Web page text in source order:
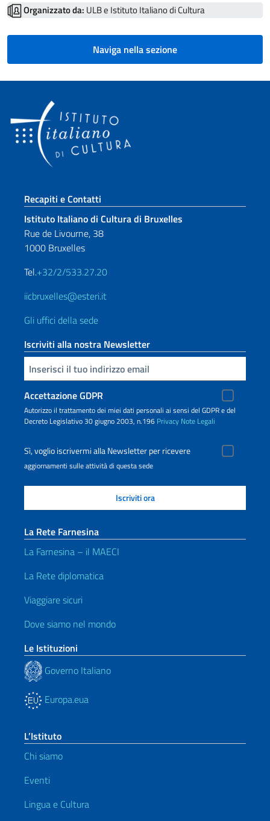
Organizzato da: ULB e Istituto Italiano di Cultura
Naviga nella sezione
Sezione footer
Recapiti e Contatti
Istituto Italiano di Cultura di Bruxelles
Rue de Livourne, 38
1000 Bruxelles
Tel.+32/2/533.27.20
iicbruxelles@esteri.it
Gli uffici della sede
Iscriviti alla nostra Newsletter
Inserisci la tua email
Accettazione GDPR
Autorizzo il trattamento dei miei dati personali ai sensi del GDPR e del
Decreto Legislativo 30 giugno 2003, n.196 Privacy Note Legali
Sì, voglio iscrivermi alla Newsletter per ricevere
aggiornamenti sulle attività di questa sede
La Rete Farnesina
La Farnesina – il MAECI
La Rete diplomatica
Viaggiare sicuri
Dove siamo nel mondo
Le Istituzioni
Governo Italiano
Europa.eua
L’Istituto
Chi siamo
Eventi
Lingua e Cultura